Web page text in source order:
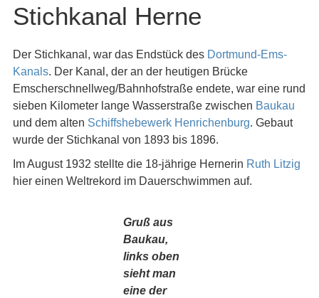
Stichkanal Herne
Der Stichkanal, war das Endstück des Dortmund-Ems-
Kanals. Der Kanal, der an der heutigen Brücke
Emscherschnellweg/Bahnhofstraße endete, war eine rund
sieben Kilometer lange Wasserstraße zwischen Baukau
und dem alten Schiffshebewerk Henrichenburg. Gebaut
wurde der Stichkanal von 1893 bis 1896.
Im August 1932 stellte die 18-jährige Hernerin Ruth Litzig
hier einen Weltrekord im Dauerschwimmen auf.
Gruß aus
Baukau,
links oben
sieht man
eine der